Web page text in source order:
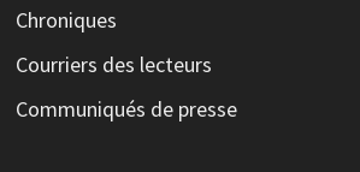
Chroniques
Courriers des lecteurs
Communiqués de presse